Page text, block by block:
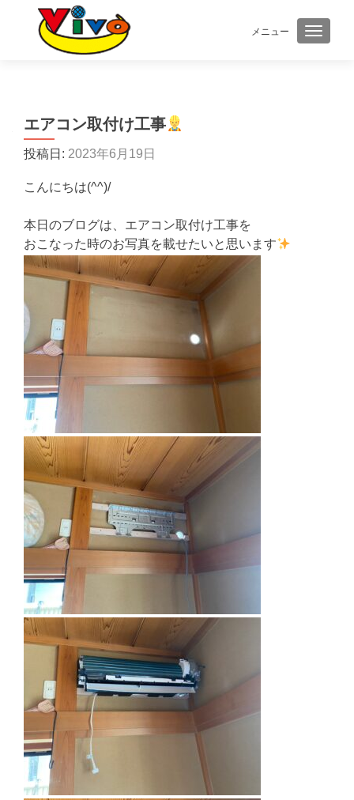
メニュー ナビゲ
エアコン取付け工事
投稿日: 2023年6月19日
こんにちは(^^)/
本日のブログは、エアコン取付け工事を
おこなった時のお写真を載せたいと思います